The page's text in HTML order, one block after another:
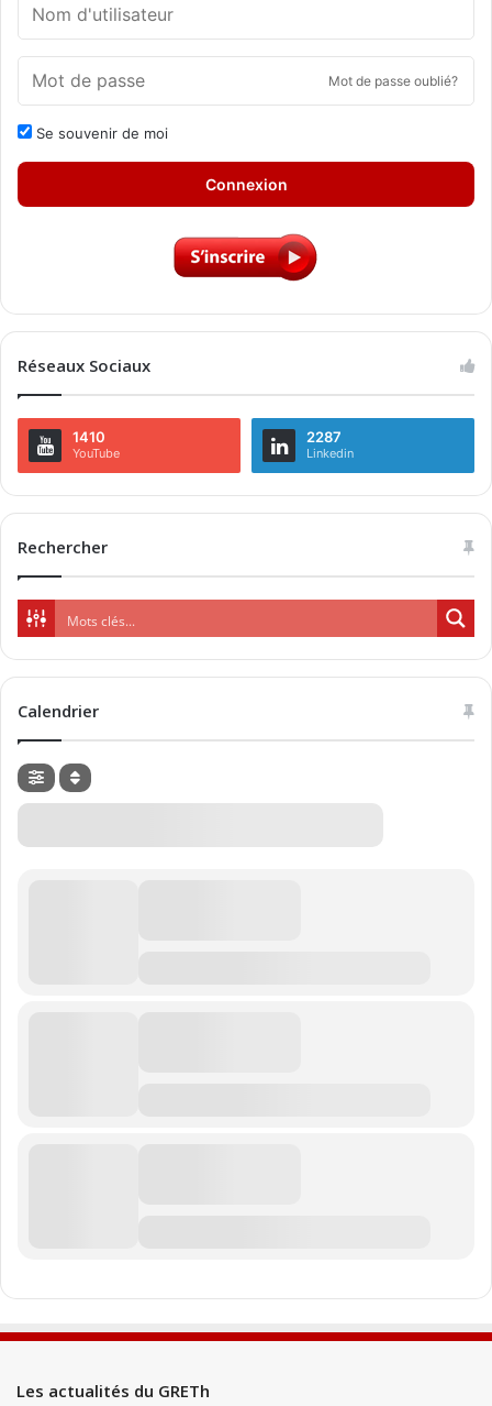
Mot de passe oublié?
Se souvenir de moi
Connexion
Réseaux Sociaux
1410
YouTube
2287
Linkedin
Rechercher
Calendrier
Les actualités du GRETh